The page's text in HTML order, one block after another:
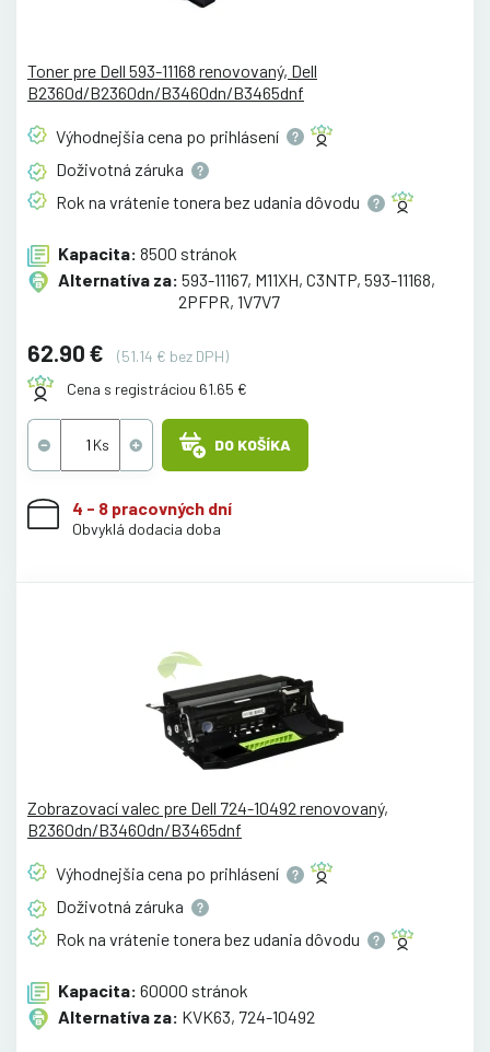
Toner pre Dell 593-11168 renovovaný, Dell
B2360d/B2360dn/B3460dn/B3465dnf
Výhodnejšia cena po prihlásení
Doživotná záruka
Rok na vrátenie tonera bez udania dôvodu
Kapacita: 8500 stránok
Alternatíva za: 593-11167, M11XH, C3NTP, 593-11168,
2PFPR, 1V7V7
62.90 €
(51.14 € bez DPH)
Cena s registráciou 61.65 €
DO KOŠÍKA
4 - 8 pracovných dní
Obvyklá dodacia doba
Zobrazovací valec pre Dell 724-10492 renovovaný,
B2360dn/B3460dn/B3465dnf
Výhodnejšia cena po prihlásení
Doživotná záruka
Rok na vrátenie tonera bez udania dôvodu
Kapacita: 60000 stránok
Alternatíva za: KVK63, 724-10492